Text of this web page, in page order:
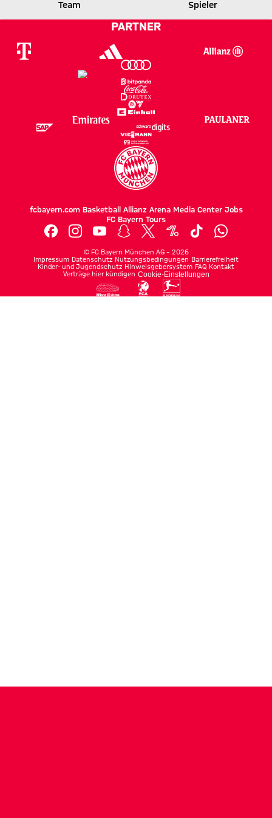
BVB
Team Spieler
PARTNER
fcbayern.com Basketball Allianz Arena Media Center Jobs
FC Bayern Tours
© FC Bayern München AG – 2026
Impressum Datenschutz Nutzungsbedingungen Barrierefreiheit
Kinder- und Jugendschutz Hinweisgebersystem FAQ Kontakt
Verträge hier kündigen Cookie-Einstellungen